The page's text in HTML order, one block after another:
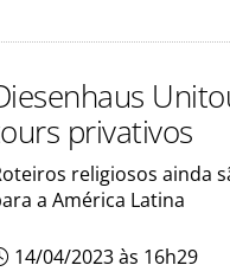
privativos
religiosos ainda
a América Latina
14/04/2023 às 16h29